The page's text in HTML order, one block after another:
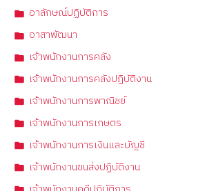
อาลักษณ์ปฏิบัติการ
อาสาพัฒนา
เจ้าพนักงานการคลัง
เจ้าพนักงานการคลังปฏิบัติงาน
เจ้าพนักงานการพาณิชย์
เจ้าพนักงานการเกษตร
เจ้าพนักงานการเงินและบัญชี
เจ้าพนักงานขนส่งปฏิบัติงาน